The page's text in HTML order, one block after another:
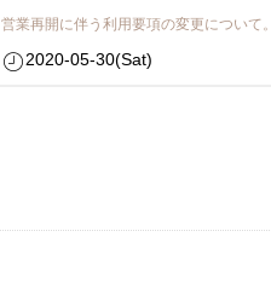
営業再開に伴う利用要項の変更について。
2020-05-30(Sat)